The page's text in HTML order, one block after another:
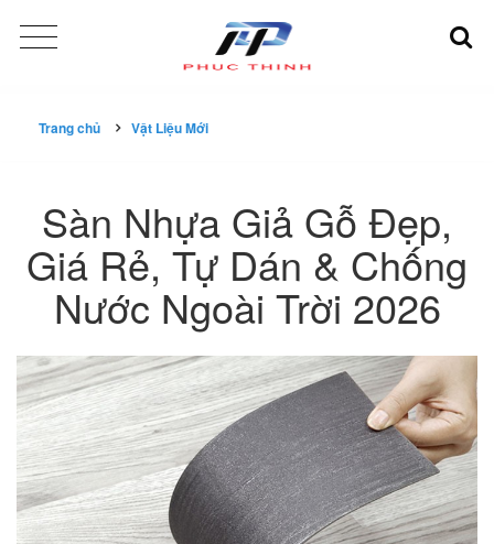
Trang chủ Vật Liệu Mới
Sàn Nhựa Giả Gỗ Đẹp,
Giá Rẻ, Tự Dán & Chống
Nước Ngoài Trời 2026